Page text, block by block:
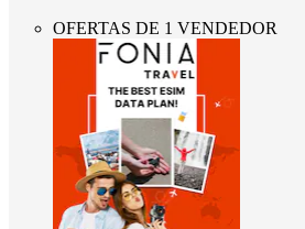
OFERTAS DE 1 VENDEDOR